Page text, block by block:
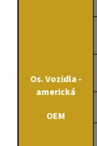
Os. Vozidla -
americká
OEM